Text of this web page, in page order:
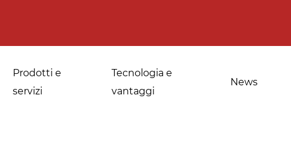
Prodotti e
servizi
Tecnologia e
vantaggi
News